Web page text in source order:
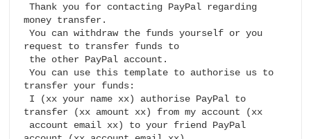
Thank you for contacting PayPal regarding
money transfer.
You can withdraw the funds yourself or you
request to transfer funds to
You can use this template to authorise us to
transfer your funds:
transfer (xx amount xx) from my account (xx